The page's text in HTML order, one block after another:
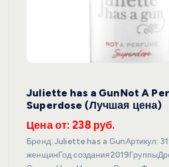
Juliette has a GunNot A
Superdose (Лучшая цена)
Цена от: 238 руб.
Бренд: Juliette has a GunАртикул:
женщинГод